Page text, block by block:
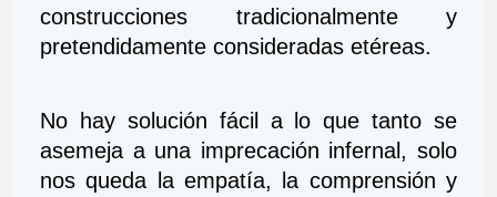
construcciones tradicionalmente y
pretendidamente consideradas etéreas.
No hay solución fácil a lo que tanto se
asemeja a una imprecación infernal, solo
nos queda la empatía, la comprensión y